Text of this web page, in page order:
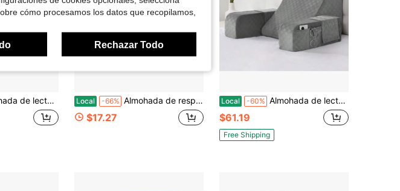
y bolsillos grandes, cojín de respaldo de apoyo para leer, descansar o reclinarse, funda lavable en color verde salvia Local -66% Almohada de respaldo de cama de felpa de piel sintética, tamaño especial, blanco marfil
$17.27
Local -60% Almohada de lectura para adultos, cuña ergonómica de 45 grados para silla de respaldo, con bolsillos laterales grandes, perfecta para trabajar, jugar, ver TV, relajarse o recuperarse, gran idea de regalo
$61.19
Free Shipping
cómo procesamos los datos que recopilamos,
Rechazar Todo